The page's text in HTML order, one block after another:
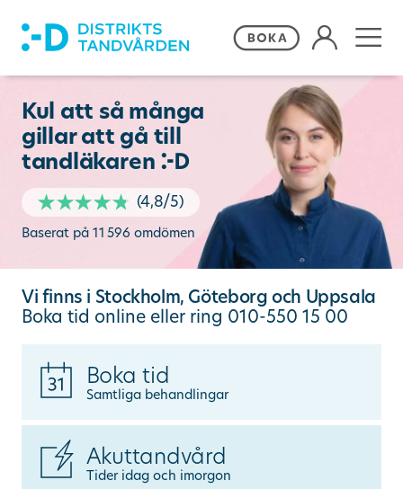
Våra behandlingar
Frågor och svar
Priser och erbjudanden
Om Distriktstandvården
Kontakta oss
Remiss
Ändra/avboka tid
Kul att så många
gillar att gå till
tandläkaren •
(4,8/5)
Baserat på 11 596 omdömen
Vi finns i Stockholm, Göteborg och Uppsala
Boka tid onlineeller ring 010-550 15 00
Boka tid
Samtliga behandlingar
Akuttandvård
Tider idag och imorgon